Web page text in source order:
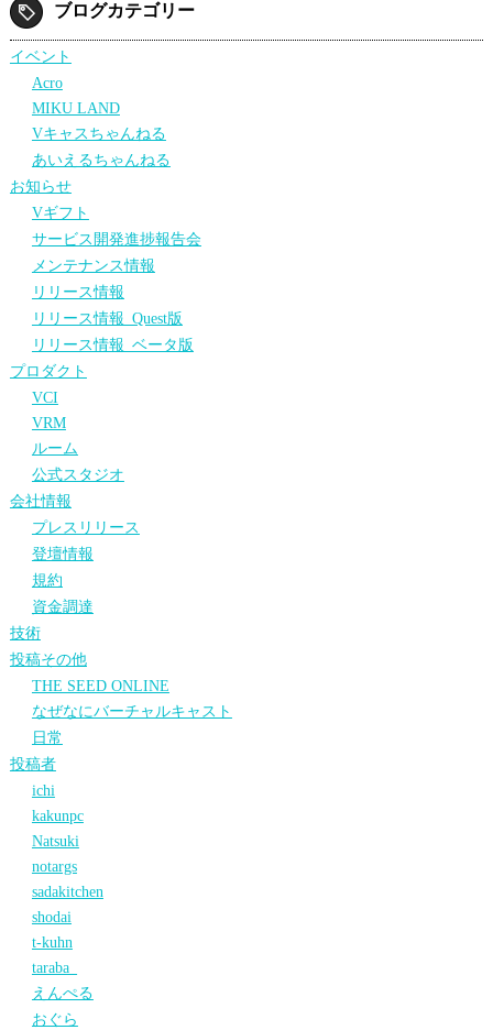
ブログカテゴリー
イベント
Acro
MIKU LAND
Vキャスちゃんねる
あいえるちゃんねる
お知らせ
Vギフト
サービス開発進捗報告会
メンテナンス情報
リリース情報
リリース情報_Quest版
リリース情報_ベータ版
プロダクト
VCI
VRM
ルーム
公式スタジオ
会社情報
プレスリリース
登壇情報
規約
資金調達
技術
投稿その他
THE SEED ONLINE
なぜなにバーチャルキャスト
日常
投稿者
ichi
kakunpc
Natsuki
notargs
sadakitchen
shodai
t-kuhn
taraba_
えんぺる
おぐら